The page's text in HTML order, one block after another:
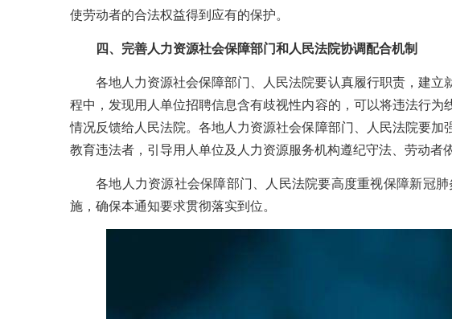
使劳动者的合法权益得到应有的保护。
四、完善人力资源社会保障部门和人民法院协调配合机制
各地人力资源社会保障部门、人民法院要认真履行职责，建
程中，发现用人单位招聘信息含有歧视性内容的，可以将违法行
情况反馈给人民法院。各地人力资源社会保障部门、人民法院要
教育违法者，引导用人单位及人力资源服务机构遵纪守法、劳动者
各地人力资源社会保障部门、人民法院要高度重视保障新冠
施，确保本通知要求贯彻落实到位。